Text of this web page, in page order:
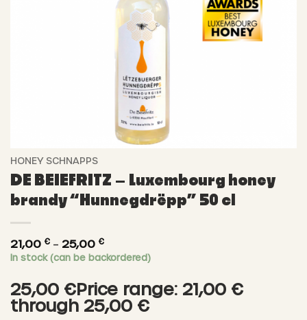
HONEY SCHNAPPS
DE BEIEFRITZ – Luxembourg honey
brandy “Hunnegdrëpp” 50 cl
21,00 € – 25,00 €Price
range:
through
25,00 €
In stock (can be backordered)
25,00 €Price range: 21,00 €
through 25,00 €